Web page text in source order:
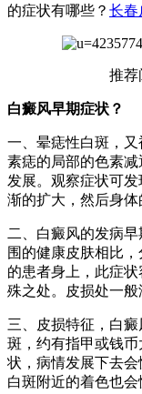
的症状有哪些？ 长春
推荐
白癜风早期症状？
一、晕痣性白斑，
素痣的局部的色素
发展。观察症状可
渐的扩大，然后身体
二、白癜风的发病
围的健康皮肤相比
的患者身上，此症
殊之处。皮损处一般
三、皮损特征，白
斑，约有指甲或钱
状，病情发展下去会
白斑附近的着色也会